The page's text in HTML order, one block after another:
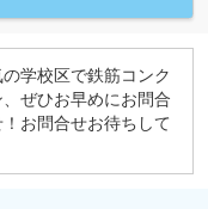
学校区で鉄筋コンク
ぜひお早めにお問合
お問合せお待ちして